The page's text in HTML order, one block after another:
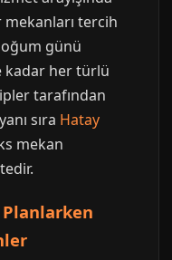
tercih
günü
kadar her türlü
tarafından
sıra Hatay
mekan
Planlarken